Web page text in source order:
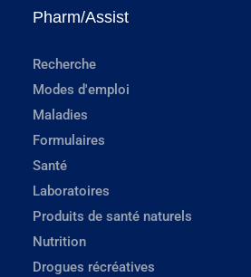
Pharm/Assist
Recherche
Modes d'emploi
Maladies
Formulaires
Santé
Laboratoires
Produits de santé naturels
Nutrition
Drogues récréatives